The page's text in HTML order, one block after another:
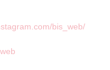
bis_web/